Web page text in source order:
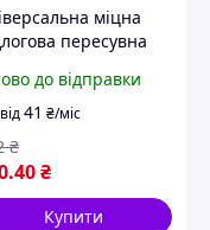
міцна
пересувна
Coat Rack
до відправки
від41 ₴/міс
.40₴
₴
Купити